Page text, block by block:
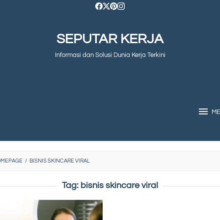
SEPUTAR KERJA
Informasi dan Solusi Dunia Kerja Terkini
/ BISNIS SKINCARE VIRAL
Tag: bisnis skincare viral